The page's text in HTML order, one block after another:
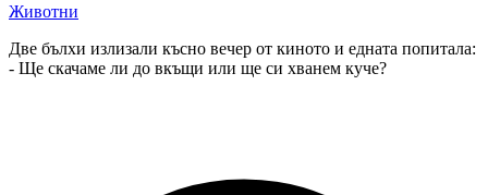
Животни
Две бълхи излизали късно вечер от киното и едната попитала:
- Ще скачаме ли до вкъщи или ще си хванем куче?